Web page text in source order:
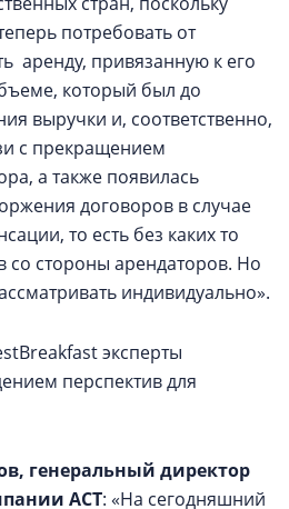
потребовать от
аренду, привязанную к его
который был до
выручки и, соответственно,
с прекращением
а также появилась
договоров в случае
то есть без каких то
со стороны арендаторов. Но
индивидуально».
эксперты
перспектив для
генеральный директор
АСТ: «На сегодняшний